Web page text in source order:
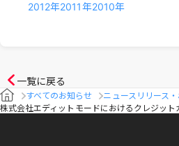
2012年2011年2010年
一覧に戻る
すべてのお知らせ
ニュースリリース
株式会社エディットモードにおけるクレジッ